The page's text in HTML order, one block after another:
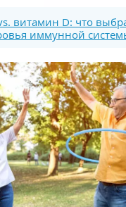
витамин D: что
иммунной